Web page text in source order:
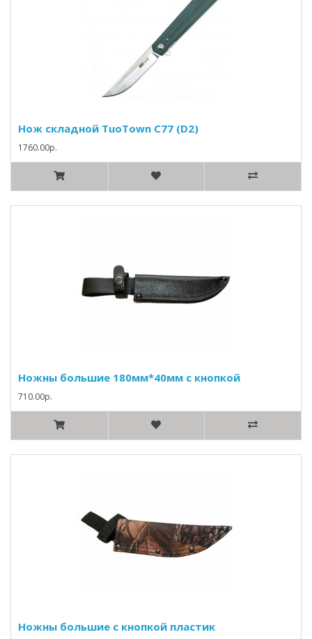
Нож складной TuoTown С77 (D2)
1760.00р.
Ножны большие 180мм*40мм с кнопкой
710.00р.
Ножны большие с кнопкой пластик